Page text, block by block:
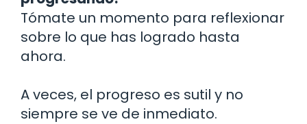
Tómate un momento para reflexionar
sobre lo que has logrado hasta
ahora.
A veces, el progreso es sutil y no
siempre se ve de inmediato.